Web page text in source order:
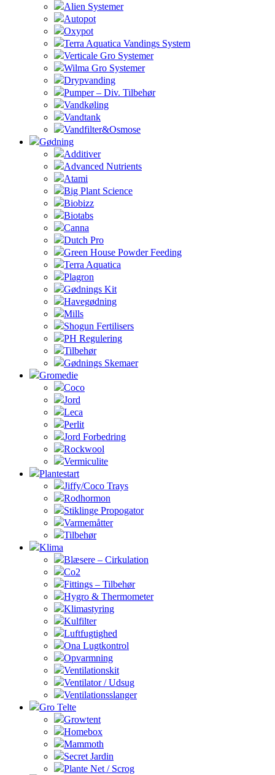
Alien Systemer
Autopot
Oxypot
Terra Aquatica Vandings System
Verticale Gro Systemer
Wilma Gro Systemer
Drypvanding
Pumper – Div. Tilbehør
Vandkøling
Vandtank
Vandfilter&Osmose
Gødning
Additiver
Advanced Nutrients
Atami
Big Plant Science
Biobizz
Biotabs
Canna
Dutch Pro
Green House Powder Feeding
Terra Aquatica
Plagron
Gødnings Kit
Havegødning
Mills
Shogun Fertilisers
PH Regulering
Tilbehør
Gødnings Skemaer
Gromedie
Coco
Jord
Leca
Perlit
Jord Forbedring
Rockwool
Vermiculite
Plantestart
Jiffy/Coco Trays
Rodhormon
Stiklinge Propogator
Varmemåtter
Tilbehør
Klima
Blæsere – Cirkulation
Co2
Fittings – Tilbehør
Hygro & Thermometer
Klimastyring
Kulfilter
Luftfugtighed
Ona Lugtkontrol
Opvarmning
Ventilationskit
Ventilator / Udsug
Ventilationsslanger
Gro Telte
Growtent
Homebox
Mammoth
Secret Jardin
Plante Net / Scrog